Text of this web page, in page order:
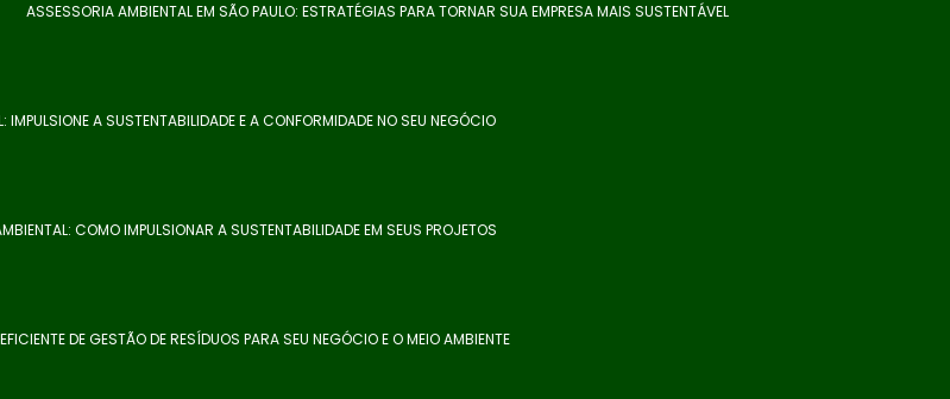
ASSESSORIA AMBIENTAL EM SÃO PAULO: ESTRATÉGIAS PARA TORNAR SUA EMPRESA MAIS SUSTENTÁVEL
IMPULSIONE A SUSTENTABILIDADE E A CONFORMIDADE NO SEU NEGÓCIO
COMO IMPULSIONAR A SUSTENTABILIDADE EM SEUS PROJETOS
DE GESTÃO DE RESÍDUOS PARA SEU NEGÓCIO E O MEIO AMBIENTE